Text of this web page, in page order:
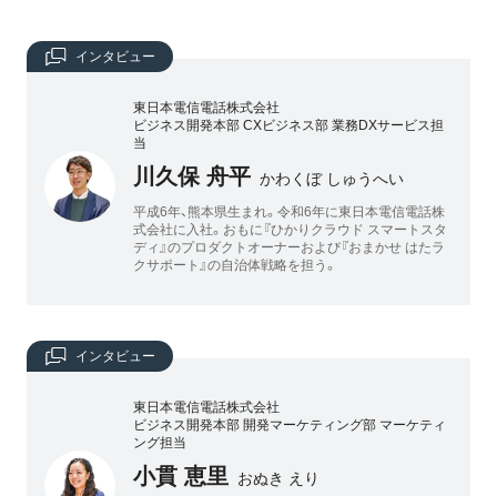
インタビュー
東日本電信電話株式会社
ビジネス開発本部 CXビジネス部 業務DXサービス担
当
川久保 舟平 かわくぼ しゅうへい
平成6年、熊本県生まれ。令和6年に東日本電信電話株
式会社に入社。おもに『ひかりクラウド スマートスタ
ディ』のプロダクトオーナーおよび『おまかせ はたラ
クサポート』の自治体戦略を担う。
インタビュー
東日本電信電話株式会社
ビジネス開発本部 開発マーケティング部 マーケティ
ング担当
小貫 恵里 おぬき えり